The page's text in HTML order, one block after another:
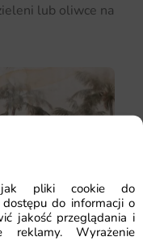
jak pliki cookie do
do informacji o
jakość przeglądania i
reklamy. Wyrażenie
lub oliwce na